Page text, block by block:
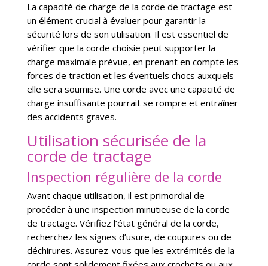
La capacité de charge de la corde de tractage est
un élément crucial à évaluer pour garantir la
sécurité lors de son utilisation. Il est essentiel de
vérifier que la corde choisie peut supporter la
charge maximale prévue, en prenant en compte les
forces de traction et les éventuels chocs auxquels
elle sera soumise. Une corde avec une capacité de
charge insuffisante pourrait se rompre et entraîner
des accidents graves.
Utilisation sécurisée de la
corde de tractage
Inspection régulière de la corde
Avant chaque utilisation, il est primordial de
procéder à une inspection minutieuse de la corde
de tractage. Vérifiez l’état général de la corde,
recherchez les signes d’usure, de coupures ou de
déchirures. Assurez-vous que les extrémités de la